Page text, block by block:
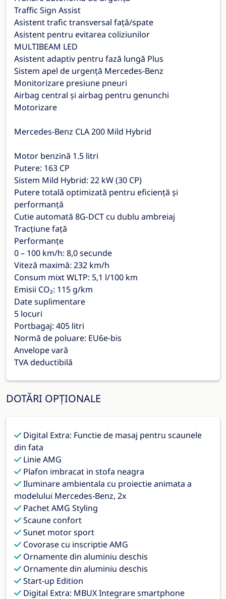
Traffic Sign Assist
Asistent trafic transversal față/spate
Asistent pentru evitarea coliziunilor
MULTIBEAM LED
Asistent adaptiv pentru fază lungă Plus
Sistem apel de urgență Mercedes-Benz
Monitorizare presiune pneuri
Airbag central și airbag pentru genunchi
Motorizare
Mercedes-Benz CLA 200 Mild Hybrid
Motor benzină 1.5 litri
Putere: 163 CP
Sistem Mild Hybrid: 22 kW (30 CP)
Putere totală optimizată pentru eficiență și
performanță
Cutie automată 8G-DCT cu dublu ambreiaj
Tracțiune față
Performanțe
0 – 100 km/h: 8,0 secunde
Viteză maximă: 232 km/h
Consum mixt WLTP: 5,1 l/100 km
Emisii CO₂: 115 g/km
Date suplimentare
5 locuri
Portbagaj: 405 litri
Normă de poluare: EU6e-bis
Anvelope vară
TVA deductibilă
DOTĂRI OPȚIONALE
Digital Extra: Functie de masaj pentru scaunele
din fata
Linie AMG
Plafon imbracat in stofa neagra
Iluminare ambientala cu proiectie animata a
modelului Mercedes-Benz, 2x
Pachet AMG Styling
Scaune confort
Sunet motor sport
Covorase cu inscriptie AMG
Ornamente din aluminiu deschis
Ornamente din aluminiu deschis
Start-up Edition
Digital Extra: MBUX Integrare smartphone